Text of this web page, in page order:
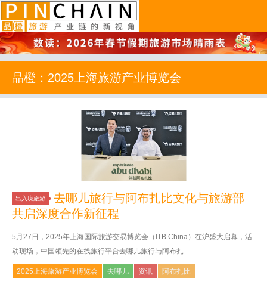
品橙旅游
品橙：2025上海旅游产业博览会
出入境旅游
去哪儿旅行与阿布扎比文化与旅游部
共启深度合作新征程
5月27日，2025年上海国际旅游交易博览会（ITB China）在沪盛大启幕，活
动现场，中国领先的在线旅行平台去哪儿旅行与阿布扎...
2025上海旅游产业博览会 去哪儿 资讯 阿布扎比